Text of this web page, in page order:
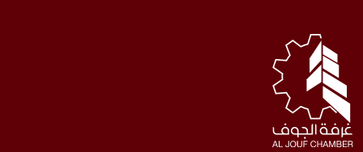
المركز الإعلامي
فعاليات الغرفة
فعاليات الجوف